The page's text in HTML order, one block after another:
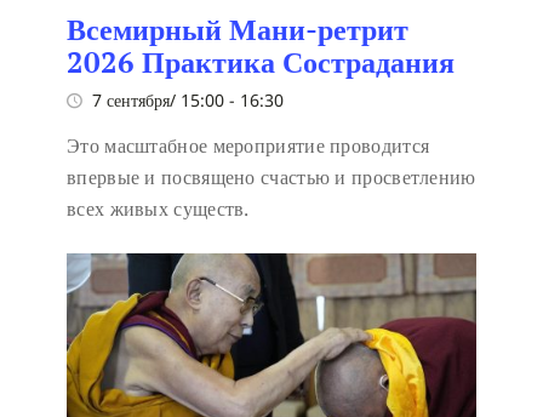
Всемирный Мани-ретрит
2026 Практика Сострадания
7 сентября/ 15:00 - 16:30
Это масштабное мероприятие проводится
впервые и посвящено счастью и просветлению
всех живых существ.